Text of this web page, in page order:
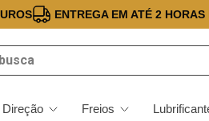
ENTREGA EM ATÉ 2
Freios